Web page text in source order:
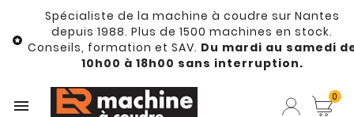

Spécialiste de la machine à coudre sur Nantes
depuis 1988. Plus de 1500 machines en stock.
Conseils, formation et SAV. Du mardi au samedi
10h00 à 18h00 sans interruption.
 0